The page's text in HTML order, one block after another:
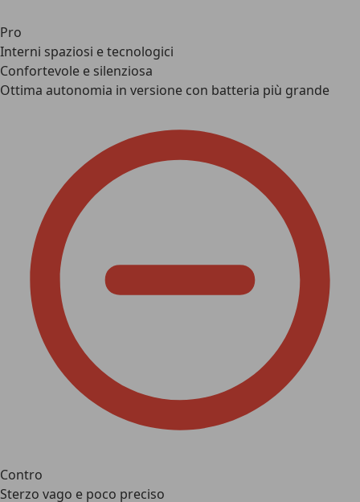
Pro
Interni spaziosi e tecnologici
Confortevole e silenziosa
Ottima autonomia in versione con batteria più grande
Contro
Sterzo vago e poco preciso